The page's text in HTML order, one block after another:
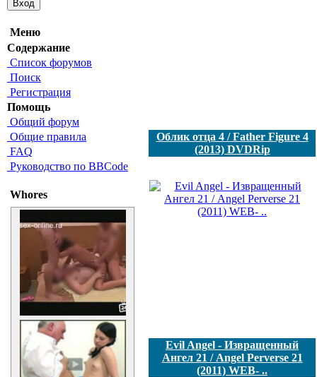
Меню
Содержание
Список форумов
Поиск
Регистрация
Помощь
Общий форум
Общие правила
FAQ
Руководство по BBCode
Whores
Облик отца 4 / Father Figure 4
(2013) DVDRip
Evil Angel - Извращенный
Ангел 21 / Angel Perverse 21
(2011) WEB- ..